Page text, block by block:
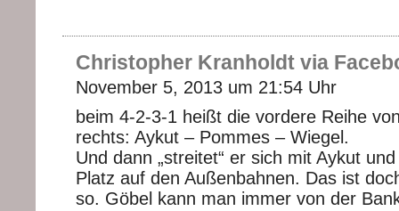
Christopher Kranholdt via
November 5, 2013 um 21:54 Uhr
beim 4-2-3-1 heißt die vordere Reihe
rechts: Aykut – Pommes – Wiegel.
Und dann „streitet“ er sich mit Aykut
Platz auf den Außenbahnen. Das ist
so. Göbel kann man immer von der